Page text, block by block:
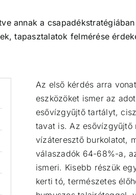
annak a
tapasztalatok felmérése
Az első kérdés arra
eszközöket ismer az
esővízgyűjtő tartályt,
tavat is. Az esővízgyűjtő
vízáteresztő burkolatot,
válaszadók 64-68%-a,
ismeri. Kisebb részük
kerti tó, természetes